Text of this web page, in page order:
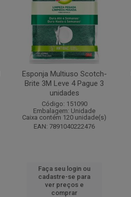
Esponja Multiuso Scotch-
Brite 3M Leve 4 Pague 3
unidades
Código: 151090
Embalagem: Unidade
Caixa contém 120 unidade(s)
EAN: 7891040222476
Faça seu login ou
cadastre-se para
ver preços e
comprar